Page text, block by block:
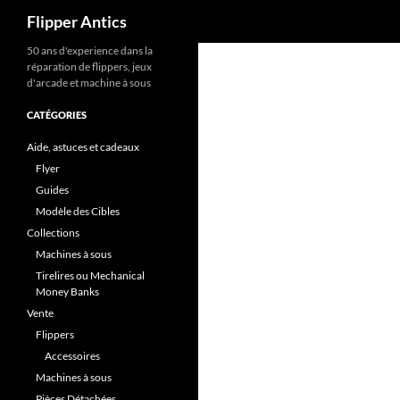
Aller
Flipper Antics
50 ans d'experience dans la
réparation de flippers, jeux
d'arcade et machine à sous
CATÉGORIES
Aide, astuces et cadeaux
Flyer
Guides
Modèle des Cibles
Collections
Machines à sous
Tirelires ou Mechanical
Money Banks
Vente
Flippers
Accessoires
Machines à sous